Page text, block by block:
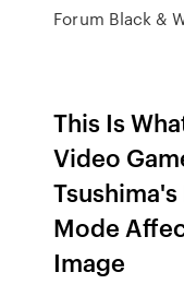
Forum Black &
This Is
Video
Mode
Image